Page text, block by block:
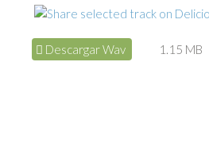
Descargar Wav 1.15 MB